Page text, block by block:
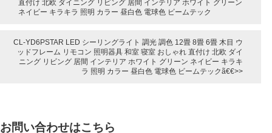
直付け 北欧 ダイニング リビング 居間 インテリア ホワイト グリーン
ネイビー キラキラ 照明 カラー 昼白色 電球色 ビームテック
CL-YD6PSTAR LED シーリングライト 調光 調色 12畳 8畳 6畳 木目 ウ
ッドフレーム リモコン 照明器具 和室 寝室 おしゃれ 直付け 北欧 ダイ
ニング リビング 居間 インテリア ホワイト グリーン ネイビー キラキ
ラ 照明 カラー 昼白色 電球色 ビームテック
お問い合わせはこちら